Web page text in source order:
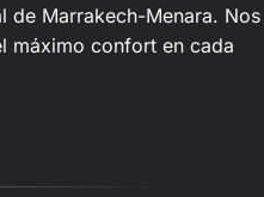
de Marrakech-Menara. Nos
máximo confort en cada